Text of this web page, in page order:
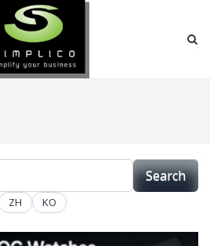
Search
ZH KO